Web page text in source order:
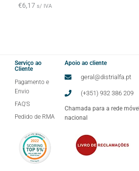
€6,17 s/ IVA
Serviço ao
Cliente
Pagamento e
Envio
FAQ'S
Pedido de RMA
Apoio ao cliente
geral@distrialfa.pt
(+351) 932 386 209
Chamada para a rede móvel
nacional